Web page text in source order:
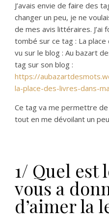
J’avais envie de faire des
changer un peu, je ne
de mes avis littéraires. J’ai
tombé sur ce tag : La place
vu sur le blog : Au bazart
tag sur son blog :
https://
la-place-des-livres-dans-
Ce tag va me permettre
tout en me dévoilant un
1/ Quel est
vous a
d’aimer la